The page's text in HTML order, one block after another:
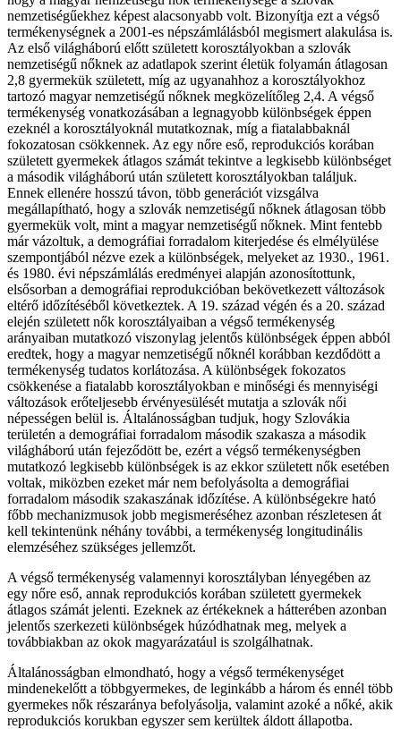
nemzetiségűekhez képest alacsonyabb volt. Bizonyítja ezt a végső
termékenységnek a 2001-es népszámlálásból megismert alakulása is.
Az első világháború előtt született korosztályokban a szlovák
nemzetiségű nőknek az adatlapok szerint életük folyamán átlagosan
2,8 gyermekük született, míg az ugyanahhoz a korosztályokhoz
tartozó magyar nemzetiségű nőknek megközelítőleg 2,4. A végső
termékenység vonatkozásában a legnagyobb különbségek éppen
ezeknél a korosztályoknál mutatkoznak, míg a fiatalabbaknál
fokozatosan csökkennek. Az egy nőre eső, reprodukciós korában
született gyermekek átlagos számát tekintve a legkisebb különbséget
a második világháború után született korosztályokban találjuk.
Ennek ellenére hosszú távon, több generációt vizsgálva
megállapítható, hogy a szlovák nemzetiségű nőknek átlagosan több
gyermekük volt, mint a magyar nemzetiségű nőknek. Mint fentebb
már vázoltuk, a demográfiai forradalom kiterjedése és elmélyülése
szempontjából nézve ezek a különbségek, melyeket az 1930., 1961.
és 1980. évi népszámlálás eredményei alapján azonosítottunk,
elsősorban a demográfiai reprodukcióban bekövetkezett változások
eltérő időzítéséből következtek. A 19. század végén és a 20. század
elején született nők korosztályaiban a végső termékenység
arányaiban mutatkozó viszonylag jelentős különbségek éppen abból
eredtek, hogy a magyar nemzetiségű nőknél korábban kezdődött a
termékenység tudatos korlátozása. A különbségek fokozatos
csökkenése a fiatalabb korosztályokban e minőségi és mennyiségi
változások erőteljesebb érvényesülését mutatja a szlovák női
népességen belül is. Általánosságban tudjuk, hogy Szlovákia
területén a demográfiai forradalom második szakasza a második
világháború után fejeződött be, ezért a végső termékenységben
mutatkozó legkisebb különbségek is az ekkor született nők esetében
voltak, miközben ezeket már nem befolyásolta a demográfiai
forradalom második szakaszának időzítése. A különbségekre ható
főbb mechanizmusok jobb megismeréséhez azonban részletesen át
kell tekintenünk néhány további, a termékenység longitudinális
elemzéséhez szükséges jellemzőt.
A végső termékenység valamennyi korosztályban lényegében az
egy nőre eső, annak reprodukciós korában született gyermekek
átlagos számát jelenti. Ezeknek az értékeknek a hátterében azonban
jelentős szerkezeti különbségek húzódhatnak meg, melyek a
továbbiakban az okok magyarázatául is szolgálhatnak.
Általánosságban elmondható, hogy a végső termékenységet
mindenekelőtt a többgyermekes, de leginkább a három és ennél több
gyermekes nők részaránya befolyásolja, valamint azoké a nőké, akik
reprodukciós korukban egyszer sem kerültek áldott állapotba.